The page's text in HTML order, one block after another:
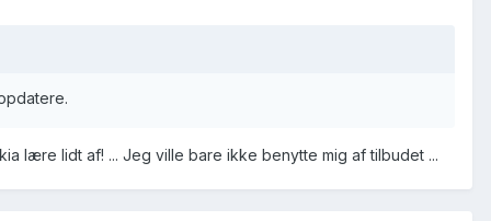
lære lidt af! ... Jeg ville bare ikke benytte mig af tilbudet ...